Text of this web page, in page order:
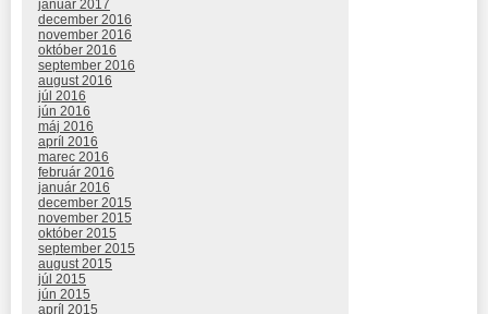
január 2017
december 2016
november 2016
október 2016
september 2016
august 2016
júl 2016
jún 2016
máj 2016
apríl 2016
marec 2016
február 2016
január 2016
december 2015
november 2015
október 2015
september 2015
august 2015
júl 2015
jún 2015
apríl 2015